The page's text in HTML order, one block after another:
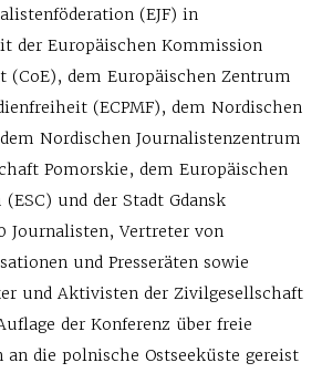
(EJF) in
der Europäischen Kommission
(CoE), dem Europäischen Zentrum
(ECPMF), dem Nordischen
Nordischen Journalistenzentrum
Pomorskie, dem Europäischen
und der Stadt Gdansk
Journalisten, Vertreter von
und Presseräten sowie
und Aktivisten der Zivilgesellschaft
der Konferenz über freie
an die polnische Ostseeküste gereist